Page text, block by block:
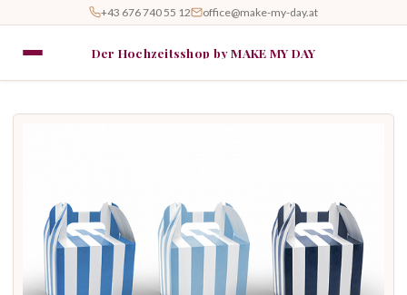
+43 676 740 55 12 office@make-my-day.at
Der Hochzeitsshop by MAKE MY DAY